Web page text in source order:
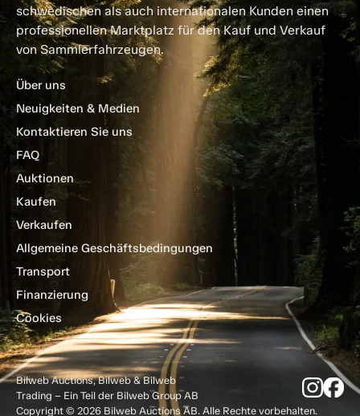
schwedischen als auch internationalen Kunden einen
professionellen Marktplatz für den Kauf und Verkauf
von Sammlerfahrzeugen.
Über uns
Neuigkeiten & Medien
Kontaktieren Sie uns
FAQ
Auktionen
Kaufen
Verkaufen
Allgemeine Geschäftsbedingungen
Transport
Finanzierung
Cookies
Bilweb Auctions, Bilweb & Bilweb
Trading – Ein Teil der Bilweb Group AB
Copyright © 2026 Bilweb Auctions AB. Alle Rechte vorbehalten.